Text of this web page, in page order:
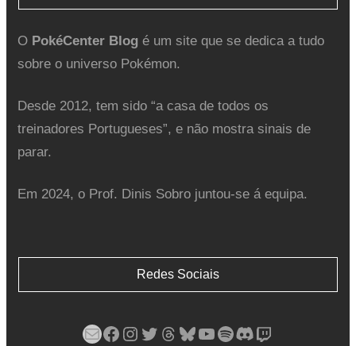
O PokéCenter Blogé um site que se dedica a tudo
sobre o universo Pokémon.
Desde 2012, tem sido “a casa de todos os
treinadores Portugueses”, e não mostra sinais de
parar.
Em 2024, o Prof. Dinis Sobro juntou-se á equipa.
Redes Sociais
Mail Facebook Instagram Twitter Threads Bluesky YouTube Spotify Discord Twitch